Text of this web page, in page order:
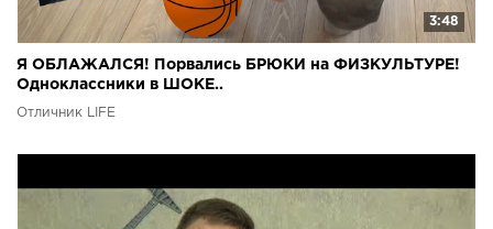
3:48
Я ОБЛАЖАЛСЯ! Порвались БРЮКИ на ФИЗКУЛЬТУРЕ!
Одноклассники в ШОКЕ..
Отличник LIFE